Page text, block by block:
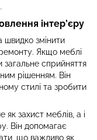
інтер’єру
змінити
Якщо меблі
загальне сприйняття
рішенням. Він
стилі та зробити
захист меблів, а і
Він допомагає
що важливо як